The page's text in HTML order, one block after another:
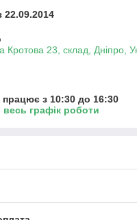
Кротова 23, склад, Дніпро,
працює з 10:30 до 16:30
весь графік роботи